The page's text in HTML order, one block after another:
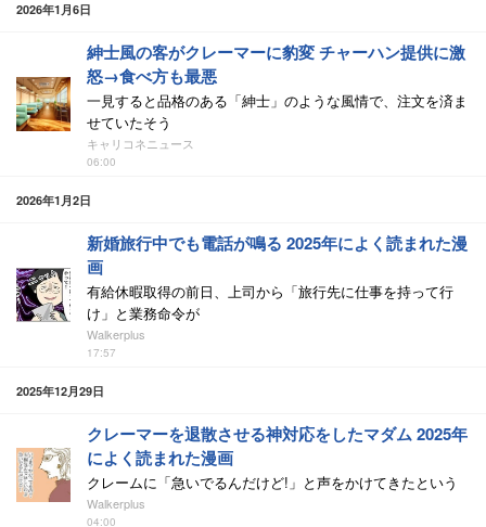
2026年1月6日
紳士風の客がクレーマーに豹変 チャーハン提供に激
怒→食べ方も最悪
一見すると品格のある「紳士」のような風情で、注文を済ま
せていたそう
キャリコネニュース
06:00
2026年1月2日
新婚旅行中でも電話が鳴る 2025年によく読まれた漫
画
有給休暇取得の前日、上司から「旅行先に仕事を持って行
け」と業務命令が
Walkerplus
17:57
2025年12月29日
クレーマーを退散させる神対応をしたマダム 2025年
によく読まれた漫画
クレームに「急いでるんだけど!」と声をかけてきたという
Walkerplus
04:00